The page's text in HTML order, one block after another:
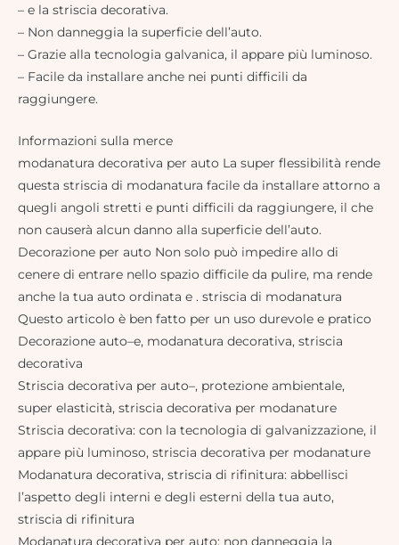
– e la striscia decorativa.
– Non danneggia la superficie dell’auto.
– Grazie alla tecnologia galvanica, il appare più luminoso.
– Facile da installare anche nei punti difficili da
raggiungere.
Informazioni sulla merce
modanatura decorativa per auto La super flessibilità rende
questa striscia di modanatura facile da installare attorno a
quegli angoli stretti e punti difficili da raggiungere, il che
non causerà alcun danno alla superficie dell’auto.
Decorazione per auto Non solo può impedire allo di
cenere di entrare nello spazio difficile da pulire, ma rende
anche la tua auto ordinata e . striscia di modanatura
Questo articolo è ben fatto per un uso durevole e pratico
Decorazione auto–e, modanatura decorativa, striscia
decorativa
Striscia decorativa per auto–, protezione ambientale,
super elasticità, striscia decorativa per modanature
Striscia decorativa: con la tecnologia di galvanizzazione, il
appare più luminoso, striscia decorativa per modanature
Modanatura decorativa, striscia di rifinitura: abbellisci
l’aspetto degli interni e degli esterni della tua auto,
striscia di rifinitura
Modanatura decorativa per auto: non danneggia la